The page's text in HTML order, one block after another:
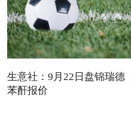
生意社：9月22日盘锦瑞德
苯酐报价